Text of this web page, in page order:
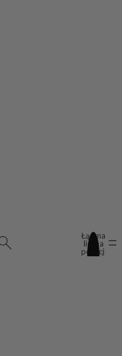
Łączna
liczba
pozycji
w